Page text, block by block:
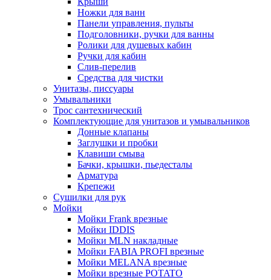
Ножки для ванн
Панели управления, пульты
Подголовники, ручки для ванны
Ролики для душевых кабин
Ручки для кабин
Слив-перелив
Средства для чистки
Унитазы, писсуары
Умывальники
Трос сантехнический
Комплектующие для унитазов и умывальников
Донные клапаны
Заглушки и пробки
Клавиши смыва
Бачки, крышки, пьедесталы
Арматура
Крепежи
Сушилки для рук
Мойки
Мойки Frank врезные
Мойки IDDIS
Мойки MLN накладные
Мойки FABIA PROFI врезные
Мойки MELANA врезные
Мойки врезные POTATO